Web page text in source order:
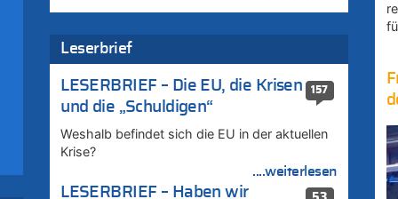
Leserbrief
157
LESERBRIEF – Die EU, die Krisen
und die „Schuldigen“
Weshalb befindet sich die EU in der aktuellen
Krise?
....weiterlesen
LESERBRIEF – Haben wir